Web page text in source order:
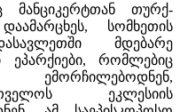
თურქ-
სომხეთის
მდებარე
რომლებიც
ემორჩილებოდნენ,
ეკლესიის